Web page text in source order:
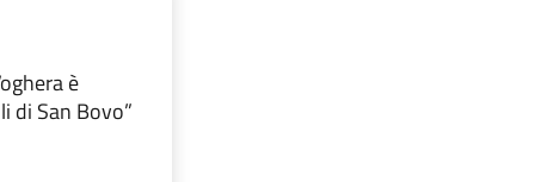
è
di San Bovo”